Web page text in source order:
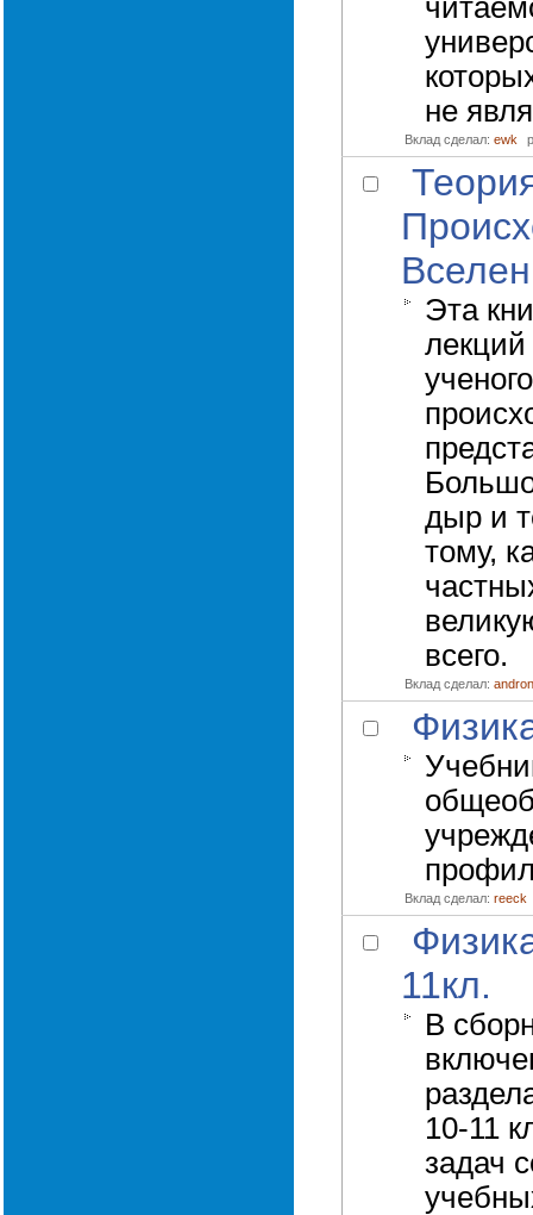
не
Вклад сделал: ewk
Эта
лекций
дыр и
тому,
всего.
Вклад сделал:
Вклад сделал: reeck
11кл.
В
10-11
задач